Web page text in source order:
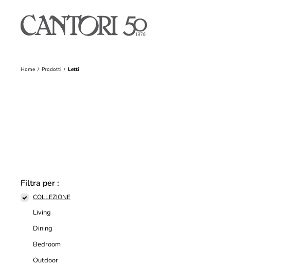
Home Prodotti Letti
Filtra per :
COLLEZIONE
Living
Dining
Bedroom
Outdoor